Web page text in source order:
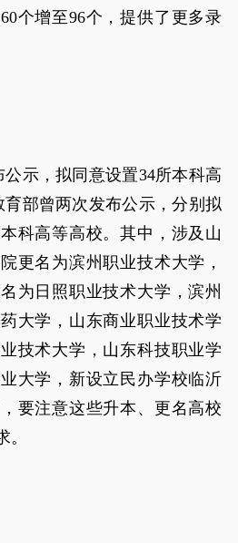
个增至96个，提供了更多录
示，拟同意设置34所本科高
部曾两次发布公示，分别拟
科高等高校。其中，涉及山
更名为滨州职业技术大学，
为日照职业技术大学，滨州
大学，山东商业职业技术学
技术大学，山东科技职业学
大学，新设立民办学校临沂
要注意这些升本、更名高校